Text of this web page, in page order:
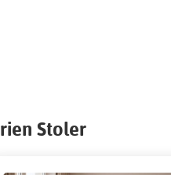
Stoler